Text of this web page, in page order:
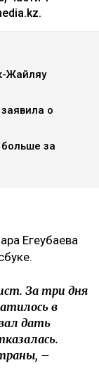
Жайляу
о
за
Егеубаева
За три дня
в
дать
–